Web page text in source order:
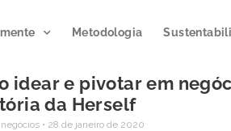
Metodologia
idear e pivotar em
da Herself
28 de janeiro de 2020